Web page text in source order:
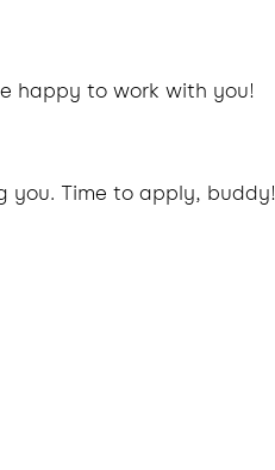
happy to work with you!
you. Time to apply, buddy!